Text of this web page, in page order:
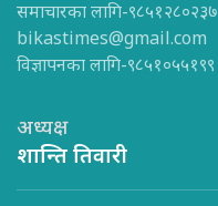
समाचारका लागि-९८५१२८०२३७
bikastimes@gmail.com
विज्ञापनका लागि-९८५१०५५१९९
अध्यक्ष
शान्ति तिवारी